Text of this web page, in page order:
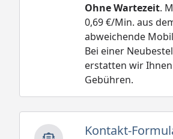
Ohne Wartezeit.
0,69 €/Min. aus
abweichende
Bei einer
erstatten wir
Gebühren.
Kontakt-